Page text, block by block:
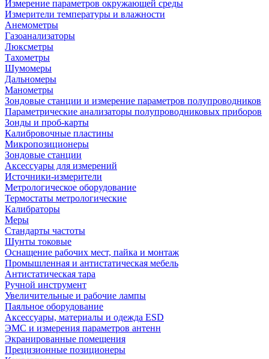
Измерение параметров окружающей среды
Измерители температуры и влажности
Анемометры
Газоанализаторы
Люксметры
Тахометры
Шумомеры
Дальномеры
Манометры
Зондовые станции и измерение параметров полупроводников
Параметрические анализаторы полупроводниковых приборов
Зонды и проб-карты
Калибровочные пластины
Микропозиционеры
Зондовые станции
Аксессуары для измерений
Источники-измерители
Метрологическое оборудование
Термостаты метрологические
Калибраторы
Меры
Стандарты частоты
Шунты токовые
Оснащение рабочих мест, пайка и монтаж
Промышленная и антистатическая мебель
Антистатическая тара
Ручной инструмент
Увеличительные и рабочие лампы
Паяльное оборудование
Аксессуары, материалы и одежда ESD
ЭМС и измерения параметров антенн
Экранированные помещения
Прецизионные позиционеры